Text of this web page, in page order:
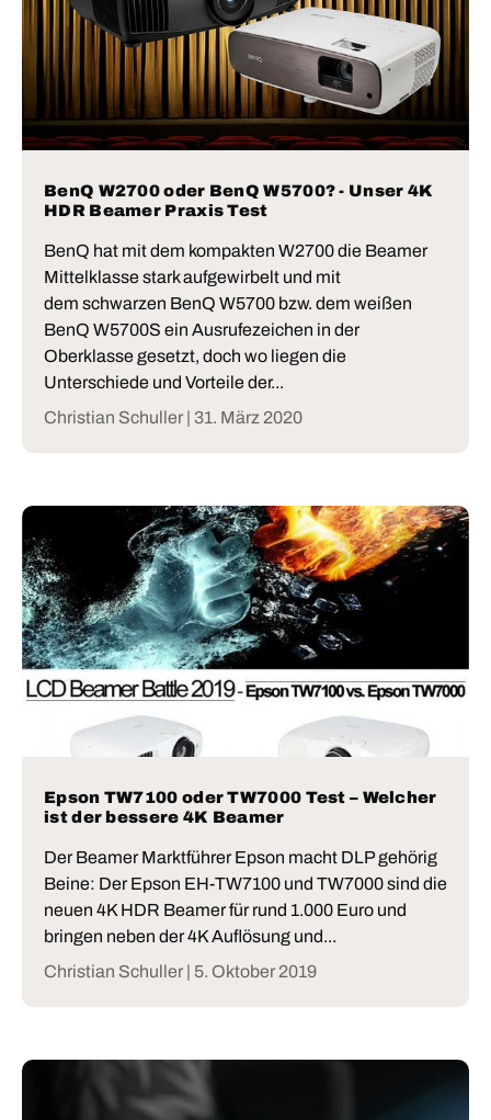
BenQ W2700 oder BenQ W5700? - Unser 4K
HDR Beamer Praxis Test
BenQ hat mit dem kompakten W2700 die Beamer
Mittelklasse stark aufgewirbelt und mit
dem schwarzen BenQ W5700 bzw. dem weißen
BenQ W5700S ein Ausrufezeichen in der
Oberklasse gesetzt, doch wo liegen die
Unterschiede und Vorteile der...
Christian Schuller | 31. März 2020
Epson TW7100 oder TW7000 Test – Welcher
ist der bessere 4K Beamer
Der Beamer Marktführer Epson macht DLP gehörig
Beine: Der Epson EH-TW7100 und TW7000 sind die
neuen 4K HDR Beamer für rund 1.000 Euro und
bringen neben der 4K Auflösung und...
Christian Schuller | 5. Oktober 2019